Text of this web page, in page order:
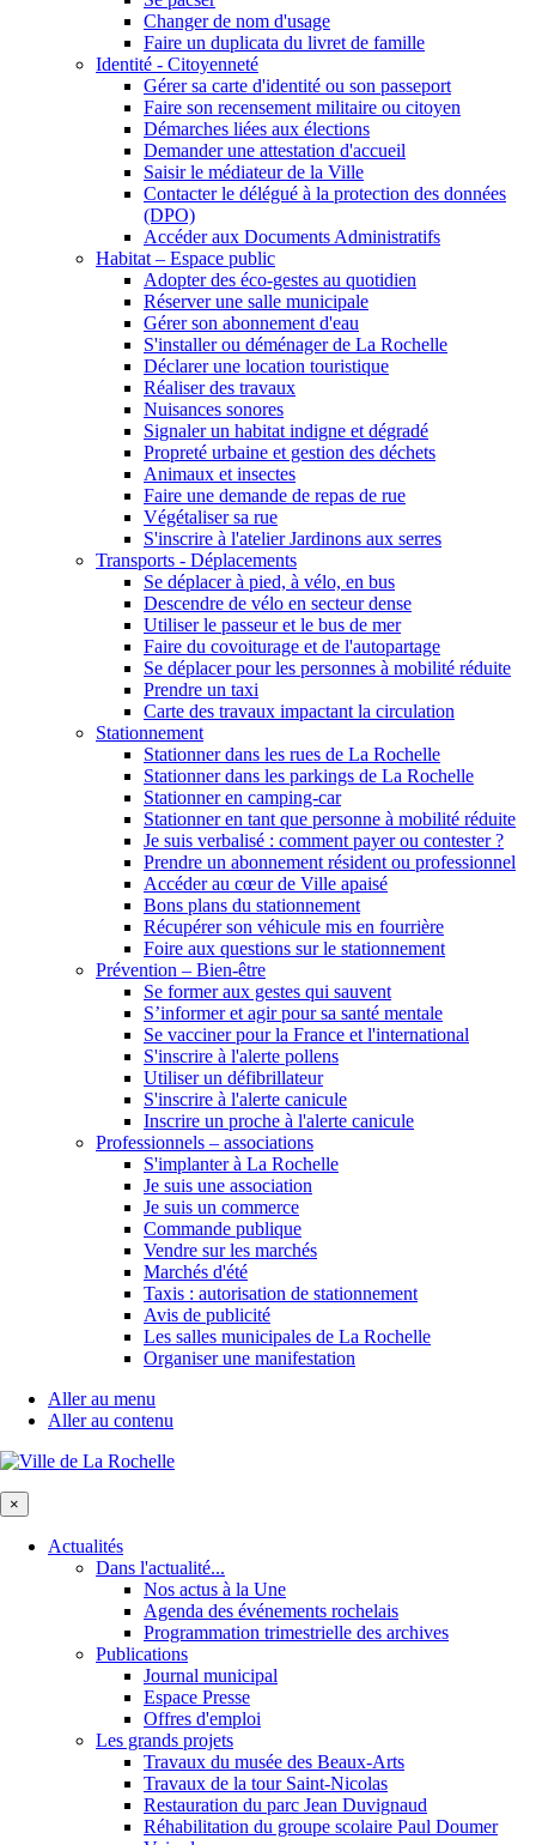
Changer de nom d'usage
Faire un duplicata du livret de famille
Identité - Citoyenneté
Gérer sa carte d'identité ou son passeport
Faire son recensement militaire ou citoyen
Démarches liées aux élections
Demander une attestation d'accueil
Saisir le médiateur de la Ville
Contacter le délégué à la protection des données
(DPO)
Accéder aux Documents Administratifs
Habitat – Espace public
Adopter des éco-gestes au quotidien
Réserver une salle municipale
Gérer son abonnement d'eau
S'installer ou déménager de La Rochelle
Déclarer une location touristique
Réaliser des travaux
Nuisances sonores
Signaler un habitat indigne et dégradé
Propreté urbaine et gestion des déchets
Animaux et insectes
Faire une demande de repas de rue
Végétaliser sa rue
S'inscrire à l'atelier Jardinons aux serres
Transports - Déplacements
Se déplacer à pied, à vélo, en bus
Descendre de vélo en secteur dense
Utiliser le passeur et le bus de mer
Faire du covoiturage et de l'autopartage
Se déplacer pour les personnes à mobilité réduite
Prendre un taxi
Carte des travaux impactant la circulation
Stationnement
Stationner dans les rues de La Rochelle
Stationner dans les parkings de La Rochelle
Stationner en camping-car
Stationner en tant que personne à mobilité réduite
Je suis verbalisé : comment payer ou contester ?
Prendre un abonnement résident ou professionnel
Accéder au cœur de Ville apaisé
Bons plans du stationnement
Récupérer son véhicule mis en fourrière
Foire aux questions sur le stationnement
Prévention – Bien-être
Se former aux gestes qui sauvent
S’informer et agir pour sa santé mentale
Se vacciner pour la France et l'international
S'inscrire à l'alerte pollens
Utiliser un défibrillateur
S'inscrire à l'alerte canicule
Inscrire un proche à l'alerte canicule
Professionnels – associations
S'implanter à La Rochelle
Je suis une association
Je suis un commerce
Commande publique
Vendre sur les marchés
Marchés d'été
Taxis : autorisation de stationnement
Avis de publicité
Les salles municipales de La Rochelle
Organiser une manifestation
Aller au menu
Aller au contenu
×
Actualités
Dans l'actualité...
Nos actus à la Une
Agenda des événements rochelais
Programmation trimestrielle des archives
Publications
Journal municipal
Espace Presse
Offres d'emploi
Les grands projets
Travaux du musée des Beaux-Arts
Travaux de la tour Saint-Nicolas
Restauration du parc Jean Duvignaud
Réhabilitation du groupe scolaire Paul Doumer